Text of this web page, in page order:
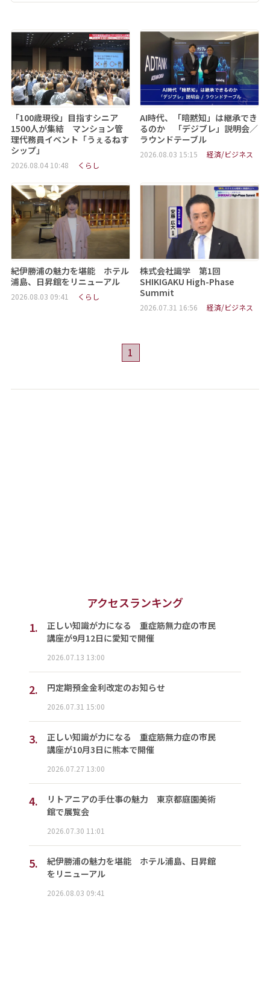
「100歳現役」目指すシニア
1500人が集結 マンション管
理代務員イベント「うぇるねす
シップ」
2026.08.04 10:48 くらし
AI時代、「暗黙知」は継承でき
るのか 「デジブレ」説明会／
ラウンドテーブル
2026.08.03 15:15 経済/ビジネス
紀伊勝浦の魅力を堪能 ホテル
浦島、日昇館をリニューアル
2026.08.03 09:41 くらし
株式会社識学 第1回
SHIKIGAKU High-Phase
Summit
2026.07.31 16:56 経済/ビジネス
1
アクセスランキング
1.
正しい知識が力になる 重症筋無力症の市民
講座が9月12日に愛知で開催
2026.07.13 13:00
2. 円定期預金金利改定のお知らせ
2026.07.31 15:00
3.
正しい知識が力になる 重症筋無力症の市民
講座が10月3日に熊本で開催
2026.07.27 13:00
4.
リトアニアの手仕事の魅力 東京都庭園美術
館で展覧会
2026.07.30 11:01
5.
紀伊勝浦の魅力を堪能 ホテル浦島、日昇館
をリニューアル
2026.08.03 09:41